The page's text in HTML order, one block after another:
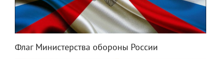
Флаг Министерства обороны России